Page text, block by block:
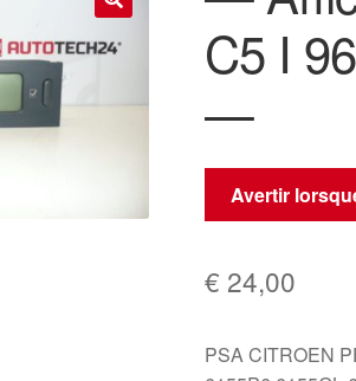
C5 I
—
Avertir
€ 24,00
PSA CITROEN